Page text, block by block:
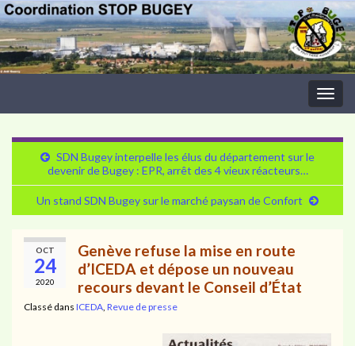
SDN Bugey interpelle les élus du département sur le
devenir de Bugey : EPR, arrêt des 4 vieux réacteurs…
Un stand SDN Bugey sur le marché paysan de Confort
OCT
24
2020
Genève refuse la mise en route
d’ICEDA et dépose un nouveau
recours devant le Conseil d’État
Classé dans ICEDA Revue de presse